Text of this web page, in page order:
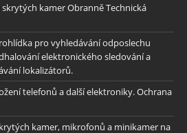
kamer Obranně Technická
pro vyhledávání odposlechu
elektronického sledování a
lokalizátorů.
telefonů a další elektroniky. Ochrana
kamer, mikrofonů a minikamer na